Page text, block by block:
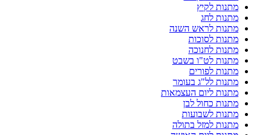
מתנות לקיץ
מתנות לחג
מתנות לראש השנה
מתנות לסוכות
מתנות לחנוכה
מתנות לט"ו בשבט
מתנות לפורים
מתנות לל"ג בעומר
מתנות ליום העצמאות
מתנות כחול לבן
מתנות לשבועות
מתנות למזל בתולה